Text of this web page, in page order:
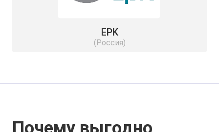
EPK
(Россия)